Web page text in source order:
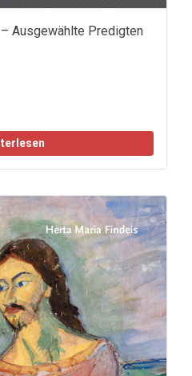
Ausgewählte Predigten